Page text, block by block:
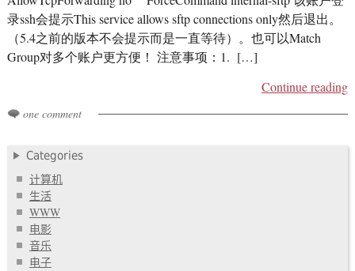
录ssh会提示This service allows sftp connections only然后退出。
（5.4之前的版本不会提示而是一直等待）。也可以Match
Group对多个账户更方便！ 注意事项：1. […]
Continue reading
one comment
Categories
计算机
生活
WWW
电影
音乐
电子